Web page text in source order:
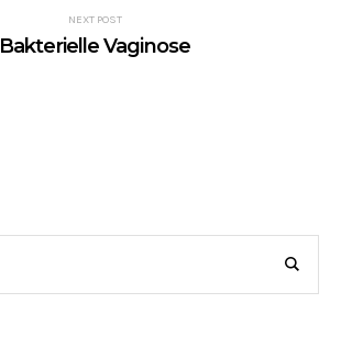
NEXT POST
Bakterielle Vaginose